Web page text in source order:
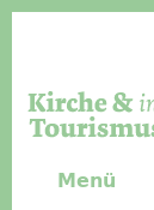
Menü